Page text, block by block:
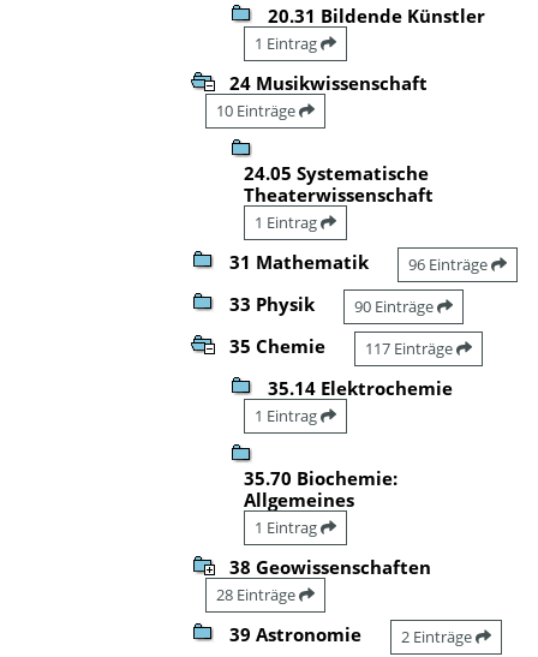
20.31 Bildende Künstler
1 Eintrag
24 Musikwissenschaft
10 Einträge
24.05 Systematische
Theaterwissenschaft
1 Eintrag
31 Mathematik 96 Einträge
33 Physik 90 Einträge
35 Chemie 117 Einträge
35.14 Elektrochemie
1 Eintrag
35.70 Biochemie:
Allgemeines
1 Eintrag
38 Geowissenschaften
28 Einträge
39 Astronomie 2 Einträge